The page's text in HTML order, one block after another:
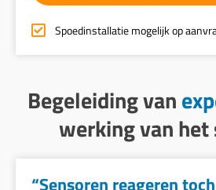
Spoedinstallatie mogelijk op
Begeleiding van
werking van het
“Sensoren reageren